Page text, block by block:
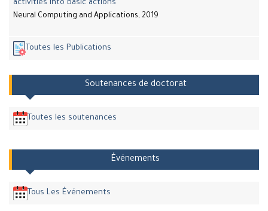
activities into basic actions
Neural Computing and Applications, 2019
Toutes les Publications
Soutenances de doctorat
Toutes les soutenances
Événements
Tous Les Événements